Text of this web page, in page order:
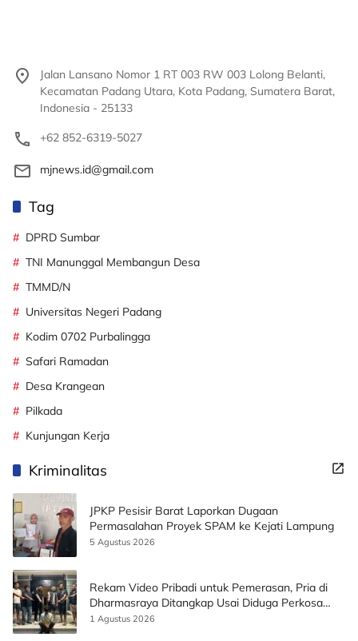
Jalan Lansano Nomor 1 RT 003 RW 003 Lolong Belanti,
Kecamatan Padang Utara, Kota Padang, Sumatera Barat,
Indonesia - 25133
+62 852-6319-5027
mjnews.id@gmail.com
Tag
DPRD Sumbar
TNI Manunggal Membangun Desa
TMMD/N
Universitas Negeri Padang
Kodim 0702 Purbalingga
Safari Ramadan
Desa Krangean
Pilkada
Kunjungan Kerja
Kriminalitas
JPKP Pesisir Barat Laporkan Dugaan
Permasalahan Proyek SPAM ke Kejati Lampung
5 Agustus 2026
Rekam Video Pribadi untuk Pemerasan, Pria di
Dharmasraya Ditangkap Usai Diduga Perkosa
Korban
1 Agustus 2026